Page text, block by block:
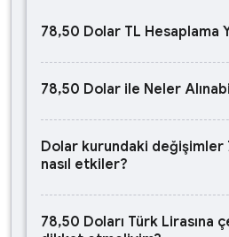
78,50 Dolar TL Hesaplama
78,50 Dolar ile Neler
Dolar kurundaki değişimler
nasıl etkiler?
78,50 Doları Türk Lirasına